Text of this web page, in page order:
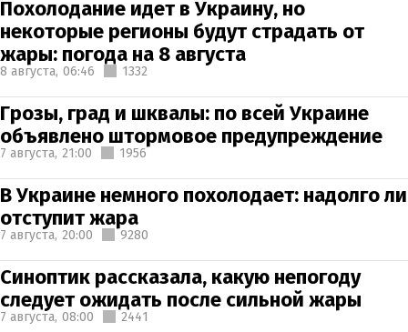
Похолодание идет в Украину, но
некоторые регионы будут страдать от
жары: погода на 8 августа
8 августа, 06:46 1332
Грозы, град и шквалы: по всей Украине
объявлено штормовое предупреждение
7 августа, 21:00 1956
В Украине немного похолодает: надолго ли
отступит жара
7 августа, 20:00 9280
Синоптик рассказала, какую непогоду
следует ожидать после сильной жары
7 августа, 08:00 2441